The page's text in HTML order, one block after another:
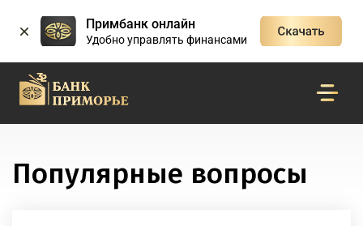
Примбанк онлайн
Удобно управлять финансами
Популярные вопросы